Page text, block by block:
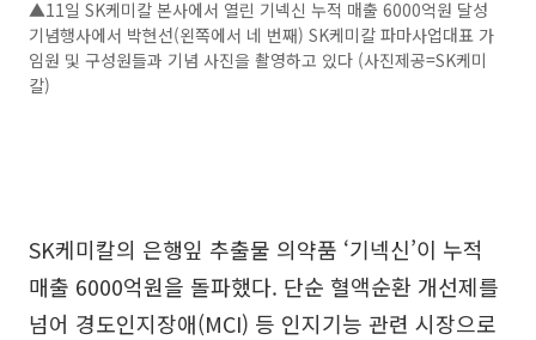
▲11일 SK케미칼 본사에서 열린 기넥신 누적 매출 6000억원 달성
기념행사에서 박현선(왼쪽에서 네 번째) SK케미칼 파마사업대표 가
임원 및 구성원들과 기념 사진을 촬영하고 있다 (사진제공=SK케미
칼)
SK케미칼의 은행잎 추출물 의약품 ‘기넥신’이 누적
매출 6000억원을 돌파했다. 단순 혈액순환 개선제를
넘어 경도인지장애(MCI) 등 인지기능 관련 시장으로